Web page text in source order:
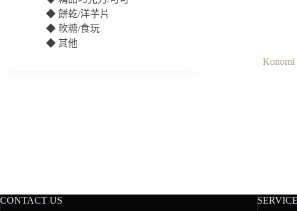
◆ 餅乾/洋芋片
◆ 軟糖/食玩
◆ 其他
CONTACT US SERVICE